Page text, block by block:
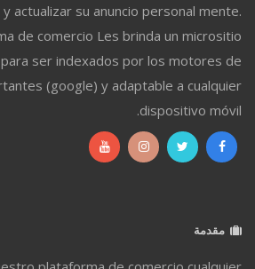
actualizar su anuncio personal mente.
de comercio Les brinda un micrositio
ser indexados por los motores de
(google) y adaptable a cualquier
dispositivo móvil.
مقدمة